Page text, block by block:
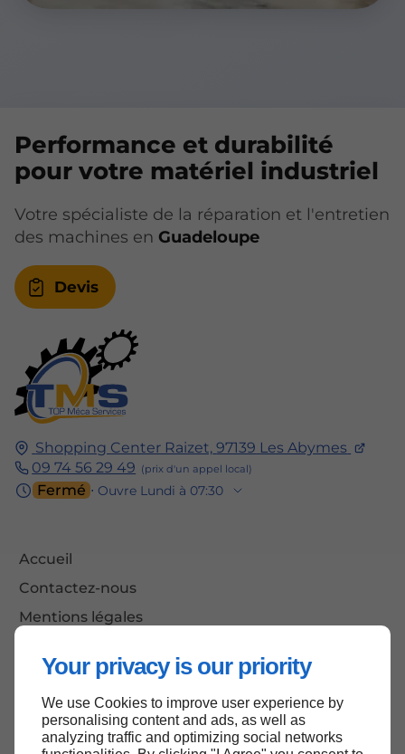
Your privacy is our priority
We use Cookies to improve user experience by
personalising content and ads, as well as
analyzing traffic and optimizing social networks
Shopping Center Raizet, 97139 Les Abymes
09 74 56 29 49
Fermé ⋅ Ouvre Lundi à 07:30
Accueil
Contactez-nous
Mentions légales
Performance et durabilité
pour votre matériel industriel
Votre spécialiste de la réparation et l'entretien
des machines en Guadeloupe
Devis
Haut de page